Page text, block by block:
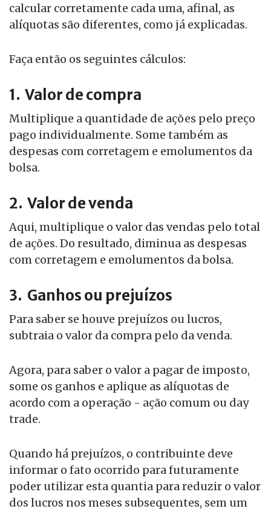
calcular corretamente cada uma, afinal, as
alíquotas são diferentes, como já explicadas.
Faça então os seguintes cálculos:
1. Valor de compra
Multiplique a quantidade de ações pelo preço
pago individualmente. Some também as
despesas com corretagem e emolumentos da
bolsa.
2. Valor de venda
Aqui, multiplique o valor das vendas pelo total
de ações. Do resultado, diminua as despesas
com corretagem e emolumentos da bolsa.
3. Ganhos ou prejuízos
Para saber se houve prejuízos ou lucros,
subtraia o valor da compra pelo da venda.
Agora, para saber o valor a pagar de imposto,
some os ganhos e aplique as alíquotas de
acordo com a operação - ação comum ou day
trade.
Quando há prejuízos, o contribuinte deve
informar o fato ocorrido para futuramente
poder utilizar esta quantia para reduzir o valor
dos lucros nos meses subsequentes, sem um